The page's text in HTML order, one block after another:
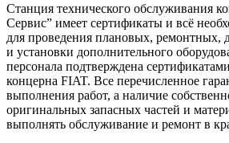
Станция технического обслуживания
Сервис” имеет сертификаты и всё
для проведения плановых, ремонтных,
и установки дополнительного
персонала подтверждена
концерна FIAT. Все перечисленное
выполнения работ, а наличие
оригинальных запасных частей и
выполнять обслуживание и ремонт в